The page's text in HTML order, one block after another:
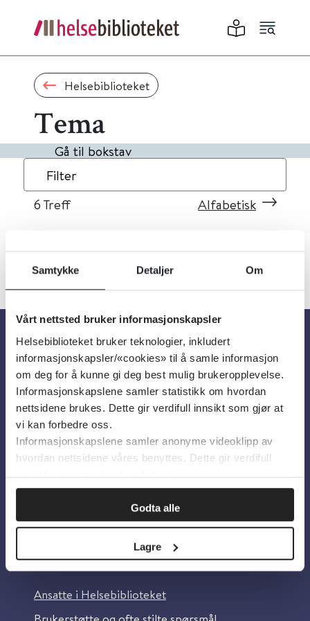
Samtykke Detaljer Om
Vårt nettsted bruker informasjonskapsler
Helsebiblioteket bruker teknologier, inkludert
informasjonskapsler/«cookies» til å samle informasjon
om deg for å kunne gi deg best mulig brukeropplevelse.
Informasjonskapslene samler statistikk om hvordan
nettsidene brukes. Dette gir verdifull innsikt som gjør at
vi kan forbedre oss.
Informasjonskapslene samler anonyme videoklipp av
hvordan nettsidene våres benyttes. Dette gir verdifull
innsikt som gjør at vi kan forbedre oss.
Godta alle
Lagre
Helsebiblioteket
Tema
Gå til bokstav
Filter
6 Treff Alfabetisk
Om oss
Om Helsebiblioteket
Personvern og informasjonskapsler
Tilgjengelighetserklæring
Information in English
Ansatte i Helsebiblioteket